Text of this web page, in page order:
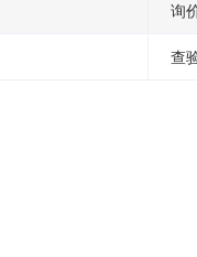
询
查